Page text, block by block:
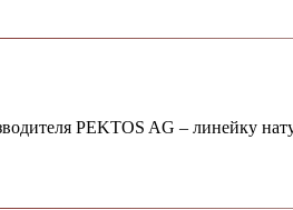
PEKTOS AG – ли­нейку